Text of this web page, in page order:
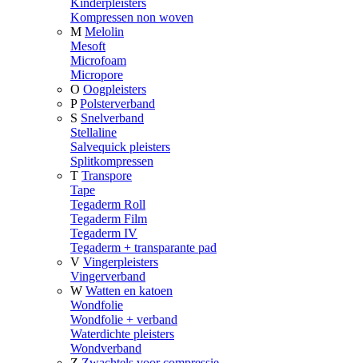
Kinderpleisters
Kompressen non woven
M Melolin
Mesoft
Microfoam
Micropore
O Oogpleisters
P Polsterverband
S Snelverband
Stellaline
Salvequick pleisters
Splitkompressen
T Transpore
Tape
Tegaderm Roll
Tegaderm Film
Tegaderm IV
Tegaderm + transparante pad
V Vingerpleisters
Vingerverband
W Watten en katoen
Wondfolie
Wondfolie + verband
Waterdichte pleisters
Wondverband